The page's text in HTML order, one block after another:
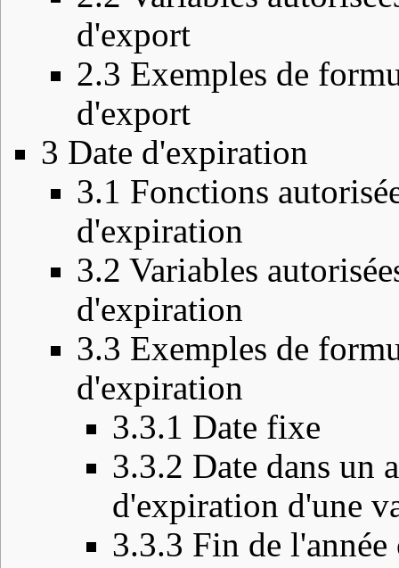
d'export
2.3 Exemples de
d'export
3 Date d'expiration
3.1 Fonctions
d'expiration
3.2 Variables
d'expiration
3.3 Exemples de
d'expiration
3.3.1 Date fixe
3.3.2 Date dans un
d'expiration d'une
3.3.3 Fin de l'année